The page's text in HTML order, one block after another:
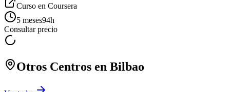
Curso en Coursera
5 meses94h
Consultar precio
Otros Centros en Bilbao